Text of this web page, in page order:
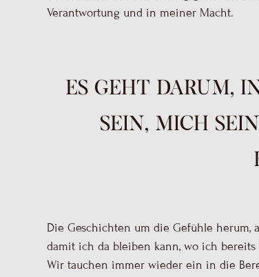
Verantwortung und in meiner Macht.
Es geht darum,
sein, mich
Die Geschichten um die Gefühle herum,
damit ich da bleiben kann, wo ich
Wir tauchen immer wieder ein in die